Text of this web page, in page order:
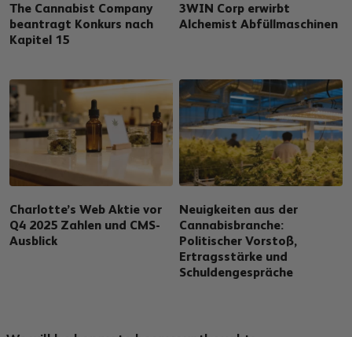
The Cannabist Company
beantragt Konkurs nach
Kapitel 15
3WIN Corp erwirbt
Alchemist Abfüllmaschinen
Charlotte’s Web Aktie vor
Q4 2025 Zahlen und CMS-
Ausblick
Neuigkeiten aus der
Cannabisbranche:
Politischer Vorstoß,
Ertragsstärke und
Schuldengespräche